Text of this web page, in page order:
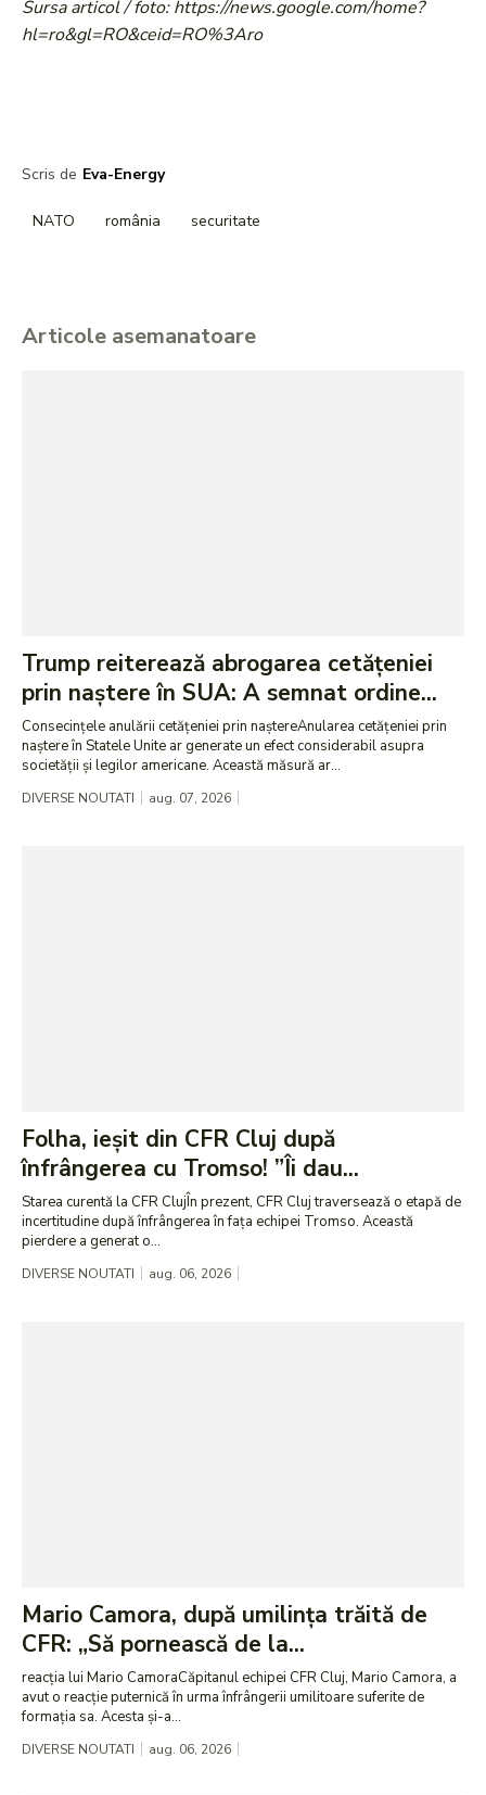
Sursa articol / foto: https://news.google.com/home?
hl=ro&gl=RO&ceid=RO%3Aro
Scris de Eva-Energy
NATO românia securitate
Articole asemanatoare
Trump reiterează abrogarea cetățeniei
prin naștere în SUA: A semnat ordine...
Consecințele anulării cetățeniei prin naștereAnularea cetățeniei prin
naștere în Statele Unite ar generate un efect considerabil asupra
societății și legilor americane. Această măsură ar...
DIVERSE NOUTATI aug. 07, 2026
Folha, ieșit din CFR Cluj după
înfrângerea cu Tromso! ”Îi dau...
Starea curentă la CFR ClujÎn prezent, CFR Cluj traversează o etapă de
incertitudine după înfrângerea în fața echipei Tromso. Această
pierdere a generat o...
DIVERSE NOUTATI aug. 06, 2026
Mario Camora, după umilința trăită de
CFR: „Să pornească de la...
reacția lui Mario CamoraCăpitanul echipei CFR Cluj, Mario Camora, a
avut o reacție puternică în urma înfrângerii umilitoare suferite de
formația sa. Acesta și-a...
DIVERSE NOUTATI aug. 06, 2026